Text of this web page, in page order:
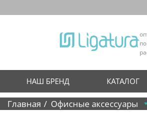
НАШ БРЕНД КАТАЛОГ
Главная Офисные аксессуары